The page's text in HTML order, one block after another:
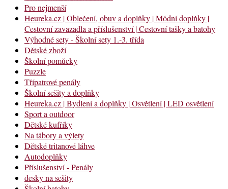
Pro nejmenší
Heureka.cz | Oblečení, obuv a doplňky | Módní doplňky |
Cestovní zavazadla a příslušenství | Cestovní tašky a batohy
Výhodné sety - Školní sety 1.-3. třída
Dětské zboží
Školní pomůcky
Puzzle
Třípatrové penály
Školní sešity a doplňky
Heureka.cz | Bydlení a doplňky | Osvětlení | LED osvětlení
Sport a outdoor
Dětské kufříky
Na tábory a výlety
Dětské tritanové láhve
Autodoplňky
Příslušenství - Penály
desky na sešity